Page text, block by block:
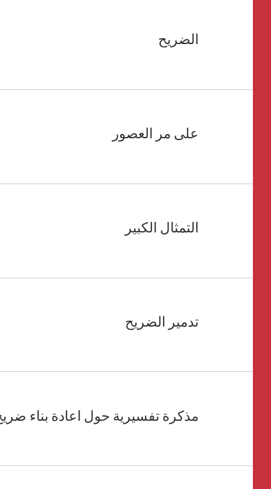
الضريح
على مر العصور
التمثال الكبير
تدمير الضريح
مذكرة تفسيرية حول اعادة بناء